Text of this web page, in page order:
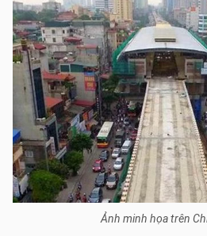
Ảnh minh họa trên